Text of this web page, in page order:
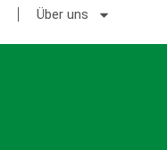
Über uns